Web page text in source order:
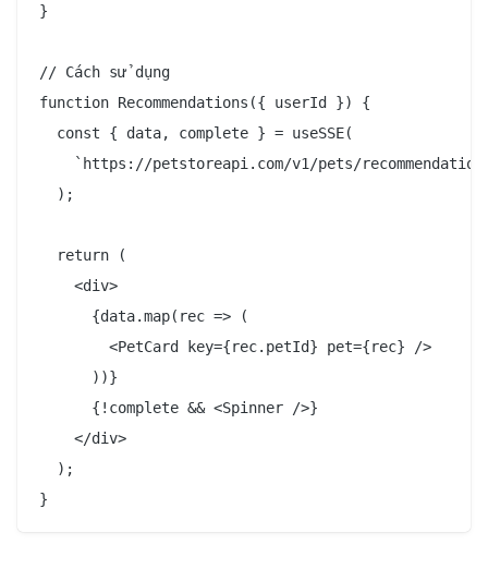
}
// Cách sử dụng
function Recommendations({ userId }) {
  const { data, complete } = useSSE(
`https://petstoreapi.com/v1/pets/
  );
  return (
    <div>
      {data.map(rec => (
        <PetCard key={rec.petId} pet={rec} />
      ))}
      {!complete && <Spinner />}
    </div>
  );